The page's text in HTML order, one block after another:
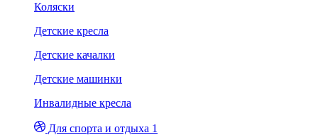
Коляски
Детские кресла
Детские качалки
Детские машинки
Инвалидные кресла
Для спорта и отдыха 1